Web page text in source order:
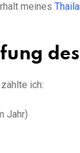
meines
ich:
Jahr)